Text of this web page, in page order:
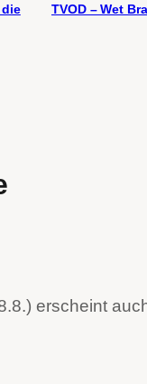
die
TVOD – Wet
erscheint